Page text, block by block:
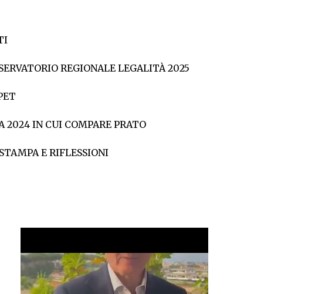
REGIONALE LEGALITÀ 2025
2024 IN CUI COMPARE PRATO
E RIFLESSIONI